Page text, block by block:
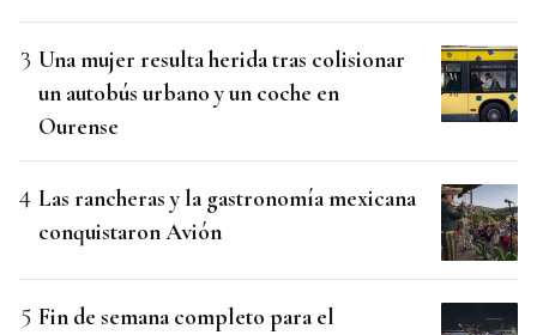
Una mujer resulta herida tras colisionar
un autobús urbano y un coche en
Ourense
Las rancheras y la gastronomía mexicana
conquistaron Avión
Fin de semana completo para el